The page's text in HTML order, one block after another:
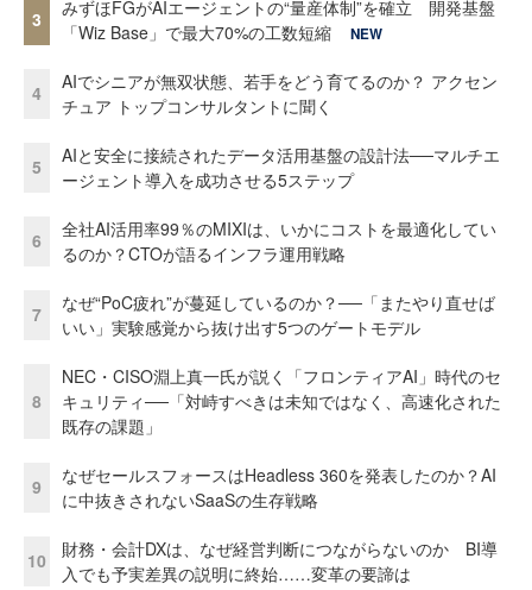
3
みずほFGがAIエージェントの“量産体制”を確立 開発基盤
「Wiz Base」で最大70%の工数短縮
NEW
4
AIでシニアが無双状態、若手をどう育てるのか？ アクセン
チュア トップコンサルタントに聞く
5
AIと安全に接続されたデータ活用基盤の設計法──マルチエ
ージェント導入を成功させる5ステップ
6
全社AI活用率99％のMIXIは、いかにコストを最適化してい
るのか？CTOが語るインフラ運用戦略
7
なぜ“PoC疲れ”が蔓延しているのか？──「またやり直せば
いい」実験感覚から抜け出す5つのゲートモデル
8
NEC・CISO淵上真一氏が説く「フロンティアAI」時代のセ
キュリティ──「対峙すべきは未知ではなく、高速化された
既存の課題」
9
なぜセールスフォースはHeadless 360を発表したのか？AI
に中抜きされないSaaSの生存戦略
10
財務・会計DXは、なぜ経営判断につながらないのか BI導
入でも予実差異の説明に終始……変革の要諦は